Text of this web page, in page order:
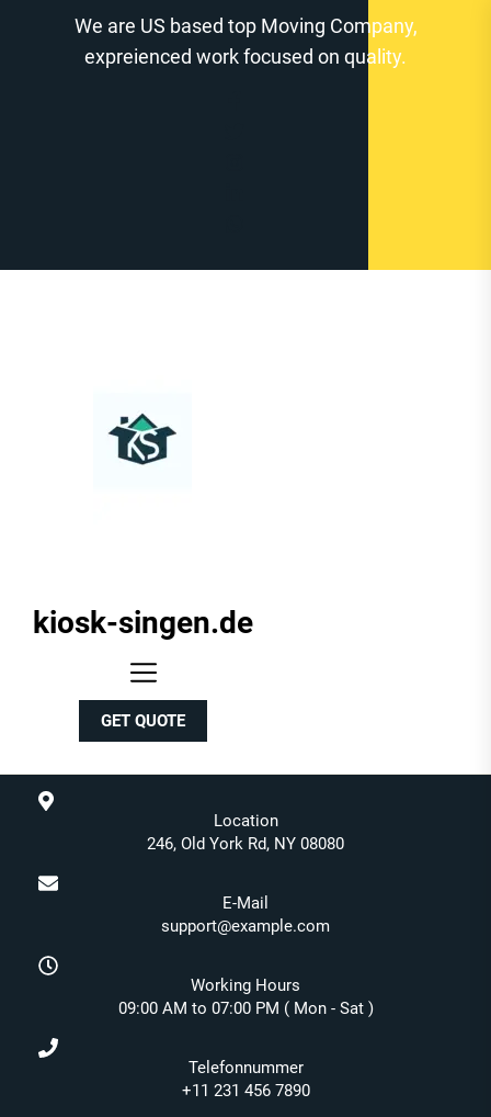
We are US based top Moving Company,
expreienced work focused on quality.
kiosk-
kiosk-singen.de
GET QUOTE
Location
246, Old York Rd, NY 08080
E-Mail
support@example.com
Working Hours
09:00 AM to 07:00 PM ( Mon - Sat )
Telefonnummer
+11 231 456 7890